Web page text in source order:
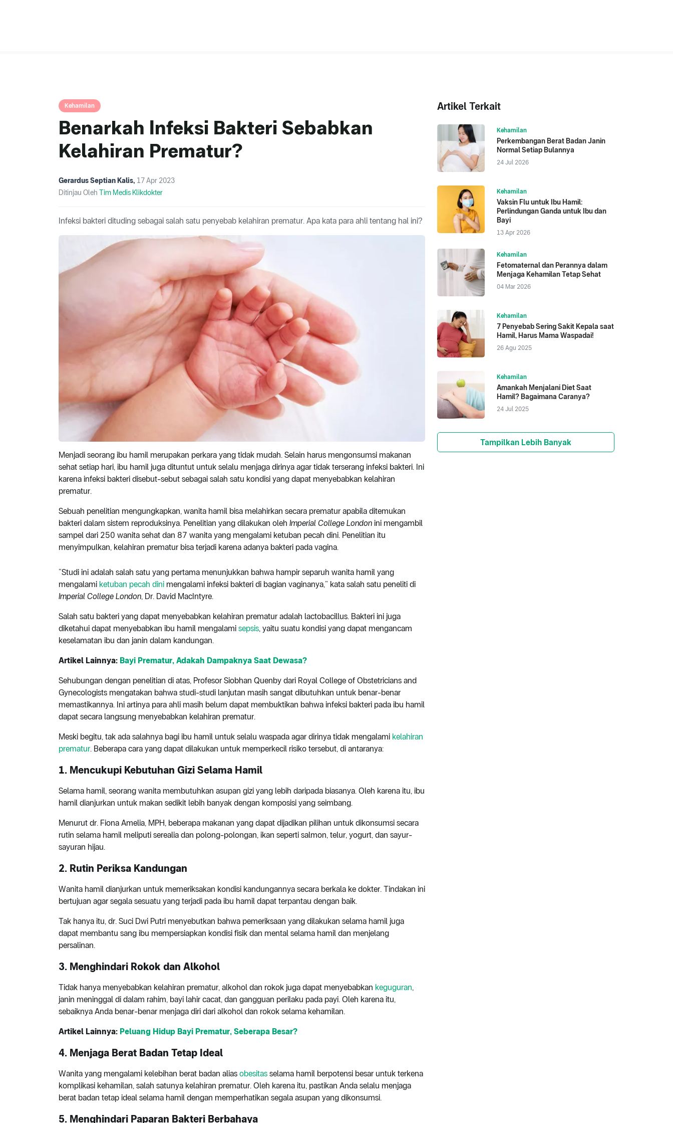
Kehamilan
Benarkah Infeksi Bakteri Sebabkan
Kelahiran Prematur?
Gerardus Septian Kalis, 17 Apr 2023
Ditinjau Oleh Tim Medis Klikdokter
Infeksi bakteri dituding sebagai salah satu penyebab kelahiran prematur. Apa kata para ahli tentang hal ini?
Menjadi seorang ibu hamil merupakan perkara yang tidak mudah. Selain harus mengonsumsi makanan
sehat setiap hari, ibu hamil juga dituntut untuk selalu menjaga dirinya agar tidak terserang infeksi bakteri. Ini
karena infeksi bakteri disebut-sebut sebagai salah satu kondisi yang dapat menyebabkan kelahiran
prematur.
Sebuah penelitian mengungkapkan, wanita hamil bisa melahirkan secara prematur apabila ditemukan
bakteri dalam sistem reproduksinya. Penelitian yang dilakukan oleh Imperial College London ini mengambil
sampel dari 250 wanita sehat dan 87 wanita yang mengalami ketuban pecah dini. Penelitian itu
menyimpulkan, kelahiran prematur bisa terjadi karena adanya bakteri pada vagina.
“Studi ini adalah salah satu yang pertama menunjukkan bahwa hampir separuh wanita hamil yang
mengalami ketuban pecah dini mengalami infeksi bakteri di bagian vaginanya,” kata salah satu peneliti di
Imperial College London, Dr. David MacIntyre.
Salah satu bakteri yang dapat menyebabkan kelahiran prematur adalah lactobacillus. Bakteri ini juga
diketahui dapat menyebabkan ibu hamil mengalami sepsis, yaitu suatu kondisi yang dapat mengancam
keselamatan ibu dan janin dalam kandungan.
Artikel Lainnya: Bayi Prematur, Adakah Dampaknya Saat Dewasa?
Sehubungan dengan penelitian di atas, Profesor Siobhan Quenby dari Royal College of Obstetricians and
Gynecologists mengatakan bahwa studi-studi lanjutan masih sangat dibutuhkan untuk benar-benar
memastikannya. Ini artinya para ahli masih belum dapat membuktikan bahwa infeksi bakteri pada ibu hamil
dapat secara langsung menyebabkan kelahiran prematur.
Meski begitu, tak ada salahnya bagi ibu hamil untuk selalu waspada agar dirinya tidak mengalami kelahiran
prematur. Beberapa cara yang dapat dilakukan untuk memperkecil risiko tersebut, di antaranya:
1. Mencukupi Kebutuhan Gizi Selama Hamil
Selama hamil, seorang wanita membutuhkan asupan gizi yang lebih daripada biasanya. Oleh karena itu, ibu
hamil dianjurkan untuk makan sedikit lebih banyak dengan komposisi yang seimbang.
Menurut dr. Fiona Amelia, MPH, beberapa makanan yang dapat dijadikan pilihan untuk dikonsumsi secara
rutin selama hamil meliputi serealia dan polong-polongan, ikan seperti salmon, telur, yogurt, dan sayur-
sayuran hijau.
2. Rutin Periksa Kandungan
Wanita hamil dianjurkan untuk memeriksakan kondisi kandungannya secara berkala ke dokter. Tindakan ini
bertujuan agar segala sesuatu yang terjadi pada ibu hamil dapat terpantau dengan baik.
Tak hanya itu, dr. Suci Dwi Putri menyebutkan bahwa pemeriksaan yang dilakukan selama hamil juga
dapat membantu sang ibu mempersiapkan kondisi fisik dan mental selama hamil dan menjelang
persalinan.
3. Menghindari Rokok dan Alkohol
Tidak hanya menyebabkan kelahiran prematur, alkohol dan rokok juga dapat menyebabkan keguguran,
janin meninggal di dalam rahim, bayi lahir cacat, dan gangguan perilaku pada payi. Oleh karena itu,
sebaiknya Anda benar-benar menjaga diri dari alkohol dan rokok selama kehamilan.
Artikel Lainnya: Peluang Hidup Bayi Prematur, Seberapa Besar?
4. Menjaga Berat Badan Tetap Ideal
Wanita yang mengalami kelebihan berat badan alias obesitas selama hamil berpotensi besar untuk terkena
komplikasi kehamilan, salah satunya kelahiran prematur. Oleh karena itu, pastikan Anda selalu menjaga
berat badan tetap ideal selama hamil dengan memperhatikan segala asupan yang dikonsumsi.
5. Menghindari Paparan Bakteri Berbahaya
Artikel Terkait
Kehamilan
Perkembangan Berat Badan Janin
Normal Setiap Bulannya
24 Jul 2026
Kehamilan
Vaksin Flu untuk Ibu Hamil:
Perlindungan Ganda untuk Ibu dan
Bayi
13 Apr 2026
Kehamilan
Fetomaternal dan Perannya dalam
Menjaga Kehamilan Tetap Sehat
04 Mar 2026
Kehamilan
7 Penyebab Sering Sakit Kepala saat
Hamil, Harus Mama Waspadai!
26 Agu 2025
Kehamilan
Amankah Menjalani Diet Saat
Hamil? Bagaimana Caranya?
24 Jul 2025
Tampilkan Lebih Banyak